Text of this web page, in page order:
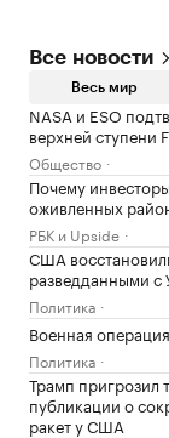
Все новости
Весь мир
NASA и ESO
верхней ступени
Общество
Почему
оживленных
РБК и Upside
США
разведданными с
Политика
Военная
Политика
Трамп пригрозил
публикации о
ракет у США